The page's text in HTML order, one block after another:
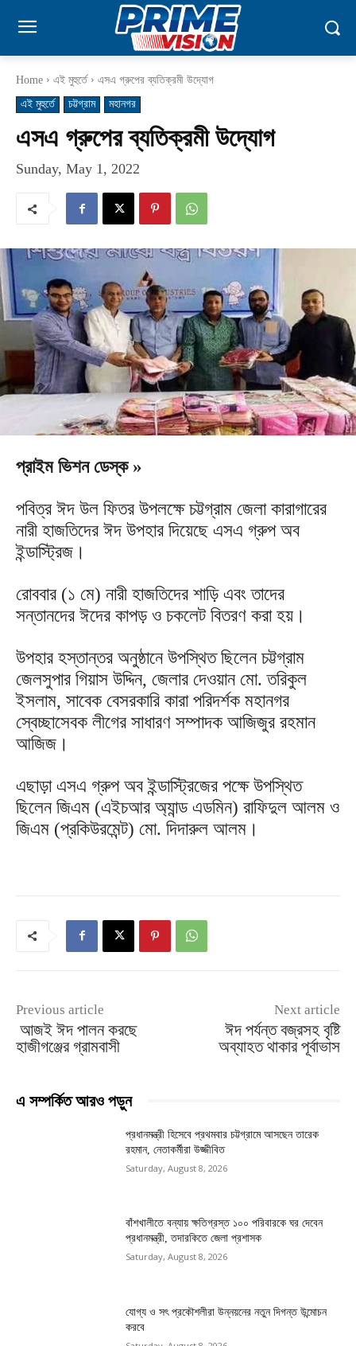
Home এই মুহুর্তে
এসএ গ্রুপের ব্যতিক্রমী উদ্যোগ
এই মুহুর্তে
চট্টগ্রাম মহানগর
এসএ গ্রুপের ব্যতিক্রমী উদ্যোগ
Sunday, May 1, 2022
প্রাইম ভিশন ডেস্ক »
পবিত্র ঈদ উল ফিতর উপলক্ষে চট্টগ্রাম জেলা কারাগারের
নারী হাজতিদের ঈদ উপহার দিয়েছে এসএ গ্রুপ অব
ইন্ডাস্ট্রিজ।
রোববার (১ মে) নারী হাজতিদের শাড়ি এবং তাদের
সন্তানদের ঈদের কাপড় ও চকলেট বিতরণ করা হয়।
উপহার হস্তান্তর অনুষ্ঠানে উপস্থিত ছিলেন চট্টগ্রাম
জেলসুপার গিয়াস উদ্দিন, জেলার দেওয়ান মো. তরিকুল
ইসলাম, সাবেক বেসরকারি কারা পরিদর্শক মহানগর
স্বেচ্ছাসেবক লীগের সাধারণ সম্পাদক আজিজুর রহমান
আজিজ।
এছাড়া এসএ গ্রুপ অব ইন্ডাস্ট্রিজের পক্ষে উপস্থিত
ছিলেন জিএম (এইচআর অ্যান্ড এডমিন) রাফিদুল আলম ও
জিএম (প্রকিউরমেন্ট) মো. দিদারুল আলম।
Previous article
আজই ঈদ পালন করছে
হাজীগঞ্জের গ্রামবাসী
Next article
ঈদ পর্যন্ত বজ্রসহ বৃষ্টি
অব্যাহত থাকার পূর্বাভাস
এ সম্পর্কিত আরও পড়ুন
প্রধানমন্ত্রী হিসেবে প্রথমবার চট্টগ্রামে আসছেন তারেক
রহমান, নেতাকর্মীরা উজ্জীবিত
Saturday, August 8, 2026
বাঁশখালীতে বন্যায় ক্ষতিগ্রস্ত ১০০ পরিবারকে ঘর দেবেন
প্রধানমন্ত্রী, তদারকিতে জেলা প্রশাসক
Saturday, August 8, 2026
যোগ্য ও সৎ প্রকৌশলীরা উন্নয়নের নতুন দিগন্ত উন্মোচন
করবে